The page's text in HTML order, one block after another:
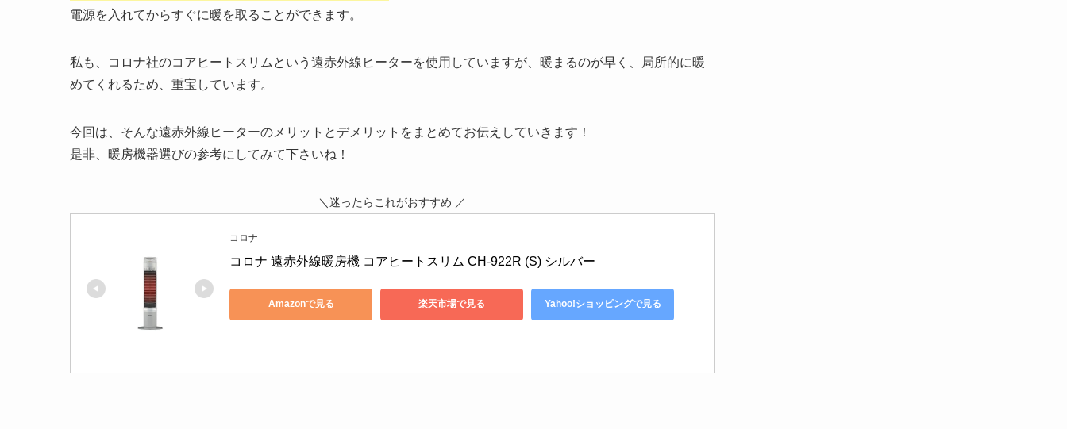
電源を入れてからすぐに暖を取ることができます。
私も、コロナ社のコアヒートスリムという遠赤外線ヒーターを使用していますが、暖まるのが早く、局所的に暖
めてくれるため、重宝しています。
今回は、そんな遠赤外線ヒーターのメリットとデメリットをまとめてお伝えしていきます！
是非、暖房機器選びの参考にしてみて下さいね！
＼迷ったらこれがおすすめ ／
コロナ
コロナ 遠赤外線暖房機 コアヒートスリム CH-922R (S) シルバー
Amazonで見る 楽天市場で見る Yahoo!ショッピングで見る